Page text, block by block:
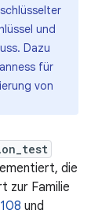
und
Dazu
für
von
die
zur Familie
und